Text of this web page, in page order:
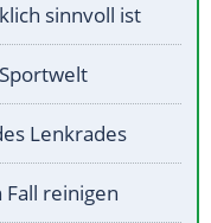
sinnvoll ist
Lenkrades
reinigen